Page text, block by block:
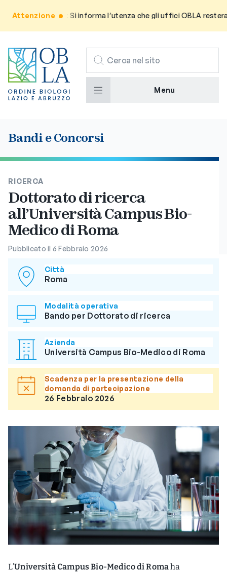
Attenzione
Avviso: Si informa l’utenza che gli uffici OBLA
CERCA
Menu
Bandi e Concorsi
RICERCA
Dottorato di ricerca
all’Università Campus Bio-
Medico di Roma
Pubblicato il 6 Febbraio 2026
Città
Roma
Modalità operativa
Bando per Dottorato di ricerca
Azienda
Università Campus Bio-Medico di Roma
Scadenza per la presentazione della
domanda di partecipazione
26 Febbraio 2026
L’Università Campus Bio-Medico di Romaha